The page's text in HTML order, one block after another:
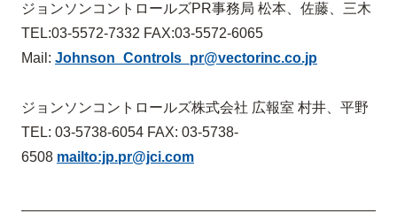
ジョンソンコントロールズPR事務局 松本、佐藤、三木
TEL:03-5572-7332 FAX:03-5572-6065
Mail: Johnson_Controls_pr@vectorinc.co.jp
ジョンソンコントロールズ株式会社 広報室 村井、平野
TEL: 03-5738-6054 FAX: 03-5738-
6508 mailto:jp.pr@jci.com